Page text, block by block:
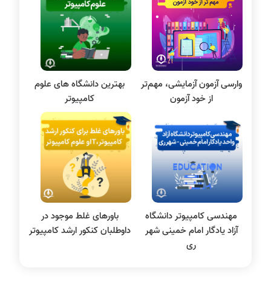
سی شارپ
علم داده
مقاله نویسی
بلاکچین
پایگاه داده
الکترونیک دیجیتال
سیستم عامل
نظریه زبانها
سیگنال و سیستمها
وارسی آزمون آزمایشی، مهم‌تر
از خود آزمون
بهترین دانشگاه های علوم
کامپیوتر
مهندسی کامپیوتر دانشگاه
آزاد یادگار امام خمینی شهر
ری
باورهای غلط موجود در
داوطلبان کنکور ارشد کامپیوتر